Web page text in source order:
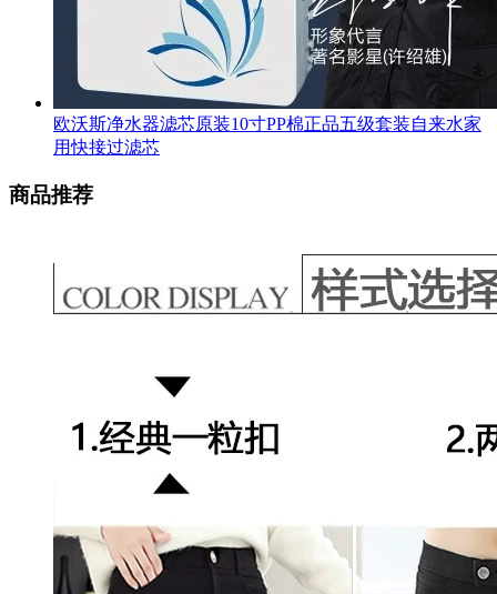
欧沃斯净水器滤芯原装10寸PP棉正品五级套装自来水家
用快接过滤芯
商品推荐